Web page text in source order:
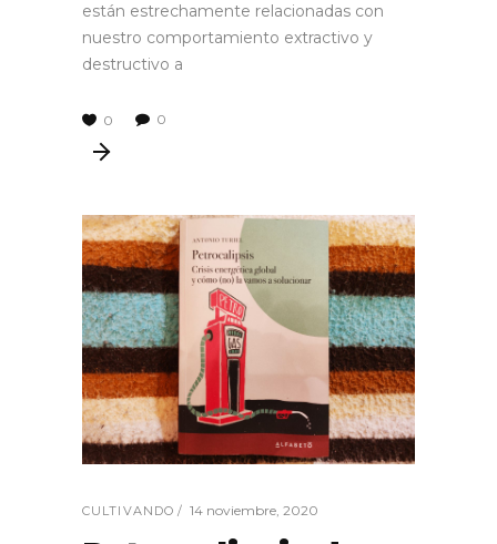
están estrechamente relacionadas con
nuestro comportamiento extractivo y
destructivo a
0 0
CULTIVANDO 14 noviembre, 2020